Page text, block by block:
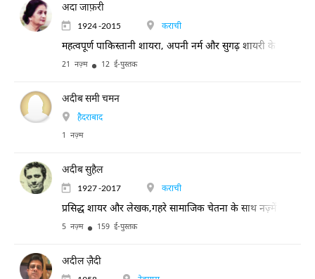
अदा जाफ़री
1924 -2015 कराची
महत्वपूर्ण पाकिस्तानी शायरा, अपनी नर्म और सुगढ़ शायरी के लिए
21 नज़्म 12 ई-पुस्तक
अदीब समी चमन
हैदराबाद
1 नज़्म
अदीब सुहैल
1927 -2017 कराची
प्रसिद्ध शायर और लेखक,गहरे सामाजिक चेतना के साथ नज़्में और ग़ज़लें
5 नज़्म 159 ई-पुस्तक
अदील ज़ैदी